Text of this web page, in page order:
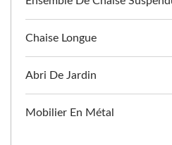
Chaise Longue
Abri De Jardin
Mobilier En Métal